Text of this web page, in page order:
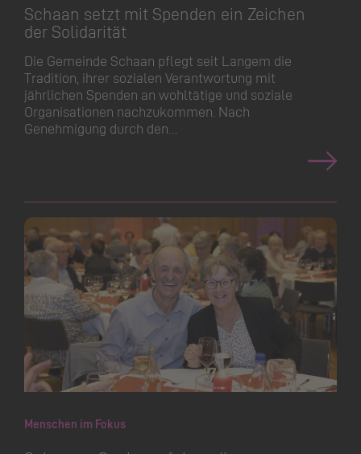
Schaan setzt mit Spenden ein Zeichen
der Solidarität
Die Gemeinde Schaan pflegt seit Langem die
Tradition, ihrer sozialen Verantwortung mit
jährlichen Spenden an wohltätige und soziale
Organisationen nachzukommen. Nach
Genehmigung durch den…
Menschen im Fokus